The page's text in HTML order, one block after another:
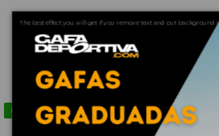
copy of HOLBROOK
KOKORO/PRIZM BLACK
Contact us via WhatsApp
The best effect you will get if you remove text and put background